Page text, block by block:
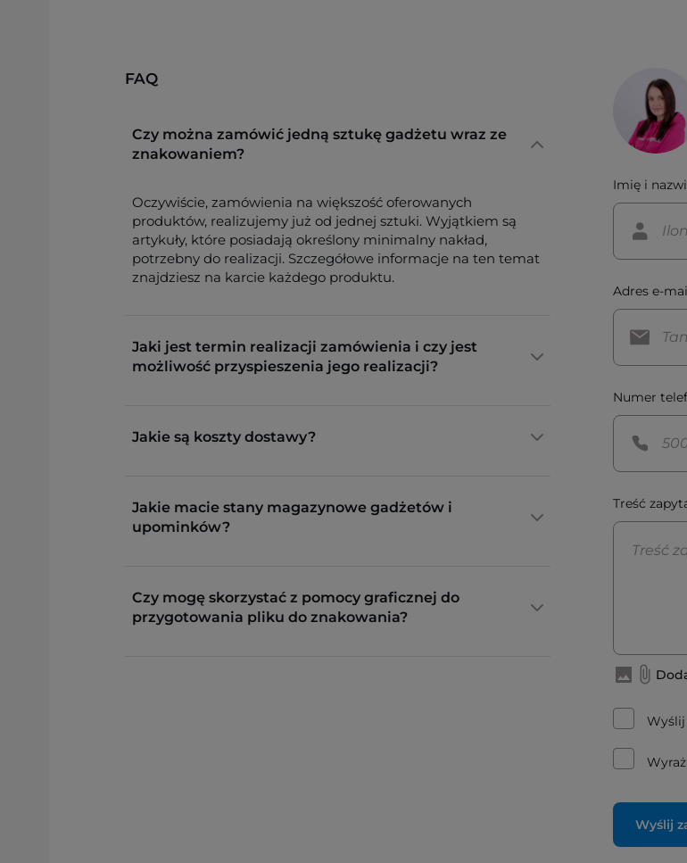
FAQ
Czy można zamówić jedną sztukę gadżetu wraz ze
znakowaniem?
Oczywiście, zamówienia na większość oferowanych
produktów, realizujemy już od jednej sztuki. Wyjątkiem są
artykuły, które posiadają określony minimalny nakład,
potrzebny do realizacji. Szczegółowe informacje na ten temat
znajdziesz na karcie każdego produktu.
Jaki jest termin realizacji zamówienia i czy jest
możliwość przyspieszenia jego realizacji?
Jakie są koszty dostawy?
Jakie macie stany magazynowe gadżetów i
upominków?
Czy mogę skorzystać z pomocy graficznej do
przygotowania pliku do znakowania?
Imię i
Adres e-
Numer
Treść
Wyślij